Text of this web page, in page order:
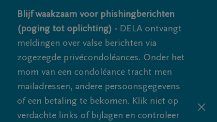
Blijf waakzaam voor phishingberichten
(poging tot oplichting) - DELA ontvangt
meldingen over valse berichten via
zogezegde privécondoléances. Onder het
mom van een condoléance tracht men
mailadressen, andere persoonsgegevens
of een betaling te bekomen. Klik niet op
verdachte links of bijlagen en controleer